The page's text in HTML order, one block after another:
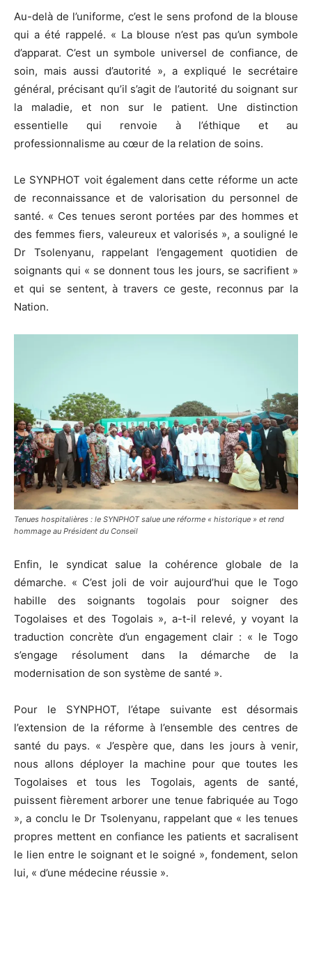
Au-delà de l’uniforme, c’est le sens profond de la blouse
qui a été rappelé. « La blouse n’est pas qu’un symbole
d’apparat. C’est un symbole universel de confiance, de
soin, mais aussi d’autorité », a expliqué le secrétaire
général, précisant qu’il s’agit de l’autorité du soignant sur
la maladie, et non sur le patient. Une distinction
essentielle qui renvoie à l’éthique et au
professionnalisme au cœur de la relation de soins.
Le SYNPHOT voit également dans cette réforme un acte
de reconnaissance et de valorisation du personnel de
santé. « Ces tenues seront portées par des hommes et
des femmes fiers, valeureux et valorisés », a souligné le
Dr Tsolenyanu, rappelant l’engagement quotidien de
soignants qui « se donnent tous les jours, se sacrifient »
et qui se sentent, à travers ce geste, reconnus par la
Nation.
Tenues hospitalières : le SYNPHOT salue une réforme « historique » et rend
hommage au Président du Conseil
Enfin, le syndicat salue la cohérence globale de la
démarche. « C’est joli de voir aujourd’hui que le Togo
habille des soignants togolais pour soigner des
Togolaises et des Togolais », a-t-il relevé, y voyant la
traduction concrète d’un engagement clair : « le Togo
s’engage résolument dans la démarche de la
modernisation de son système de santé ».
Pour le SYNPHOT, l’étape suivante est désormais
l’extension de la réforme à l’ensemble des centres de
santé du pays. « J’espère que, dans les jours à venir,
nous allons déployer la machine pour que toutes les
Togolaises et tous les Togolais, agents de santé,
puissent fièrement arborer une tenue fabriquée au Togo
», a conclu le Dr Tsolenyanu, rappelant que « les tenues
propres mettent en confiance les patients et sacralisent
le lien entre le soignant et le soigné », fondement, selon
lui, « d’une médecine réussie ».